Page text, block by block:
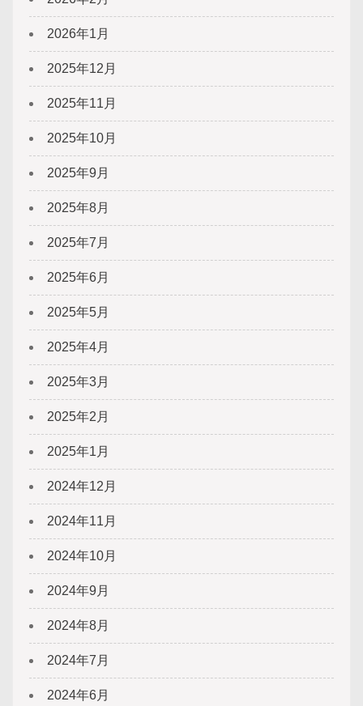
2026年1月
2025年12月
2025年11月
2025年10月
2025年9月
2025年8月
2025年7月
2025年6月
2025年5月
2025年4月
2025年3月
2025年2月
2025年1月
2024年12月
2024年11月
2024年10月
2024年9月
2024年8月
2024年7月
2024年6月